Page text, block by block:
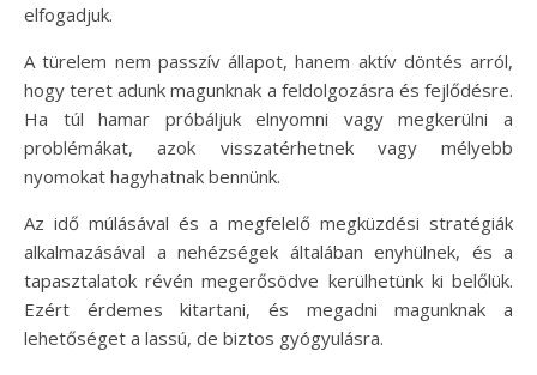
elfogadjuk.
A türelem nem passzív állapot, hanem aktív döntés arról,
hogy teret adunk magunknak a feldolgozásra és fejlődésre.
Ha túl hamar próbáljuk elnyomni vagy megkerülni a
problémákat, azok visszatérhetnek vagy mélyebb
nyomokat hagyhatnak bennünk.
Az idő múlásával és a megfelelő megküzdési stratégiák
alkalmazásával a nehézségek általában enyhülnek, és a
tapasztalatok révén megerősödve kerülhetünk ki belőlük.
Ezért érdemes kitartani, és megadni magunknak a
lehetőséget a lassú, de biztos gyógyulásra.